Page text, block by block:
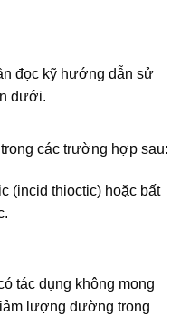
đọc kỹ hướng dẫn sử
dưới.
các trường hợp sau:
(incid thioctic) hoặc bất
tác dụng không mong
lượng đường trong